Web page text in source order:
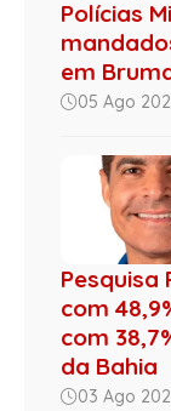
Polícias
em
05 Ago
Pesquisa
com
com
da Bahia
03 Ago